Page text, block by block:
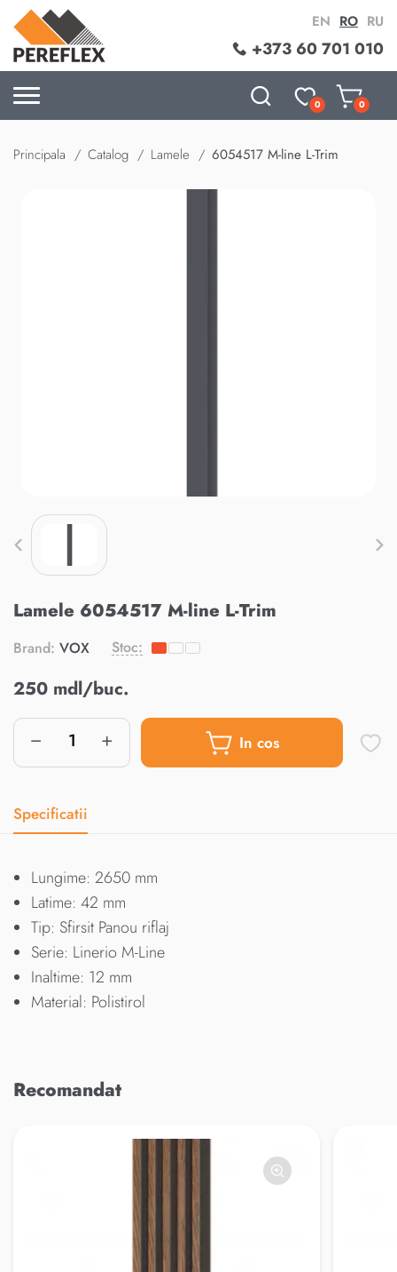
+373 60 701 010
EN RO RU
0 0
Principala Catalog Lamele 6054517 M-line L-Trim
Lamele 6054517 M-line L-Trim
Brand: VOX Stoc:
250 mdl/buc.
In cos
Specificatii
Lungime: 2650 mm
Latime: 42 mm
Tip: Sfirsit Panou riflaj
Serie: Linerio M-Line
Inaltime: 12 mm
Material: Polistirol
Recomandat